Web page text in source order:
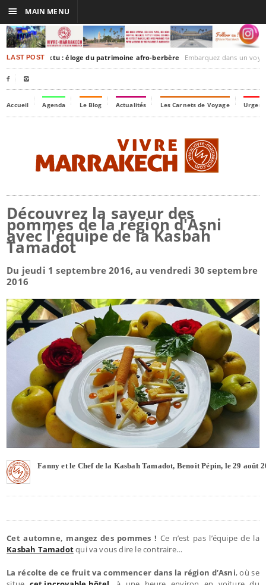
LAST POST
Timbuktu : éloge du patrimoine afro-berbère Embarquez dans un voyage culturel dans le
 
Accueil Agenda Le Blog Actualités Les Carnets de Voyage
Découvrez la saveur des
pommes de la région d'Asni
avec l'équipe de la Kasbah
Tamadot
Du jeudi 1 septembre 2016, au vendredi 30 septembre
2016
Fanny et le Chef de la Kasbah Tamadot, Benoit Pépin, le 29 août
Cet automne, mangez des pommes ! Ce n’est pas l’équipe de la
Kasbah Tamadotqui va vous dire le contraire…
La récolte de ce fruit va commencer dans la région d’Asni, où se
☰ MAIN MENU